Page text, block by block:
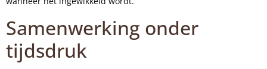
Samenwerking onder
tijdsdruk